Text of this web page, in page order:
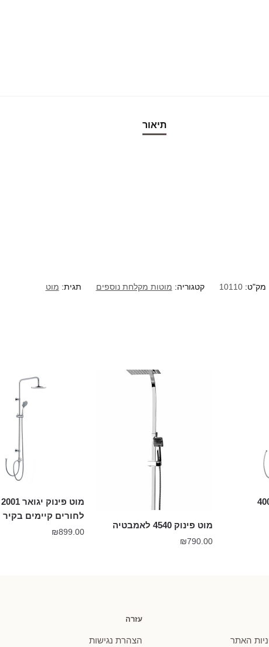
תיאור
מק"ט:10110 קטגוריה: מוטות מקלחת נוספים תגית: מוט
מוט פינוק 4540 לאמבטיה
₪790.00
לחורים קיימים בקיר
₪899.00
האתר
עזרה
הצהרת נגישות